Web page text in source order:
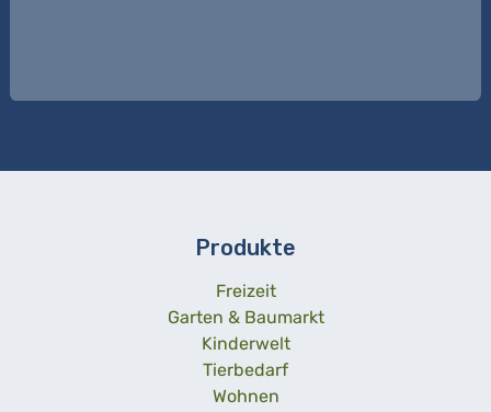
Produkte
Freizeit
Garten & Baumarkt
Kinderwelt
Tierbedarf
Wohnen